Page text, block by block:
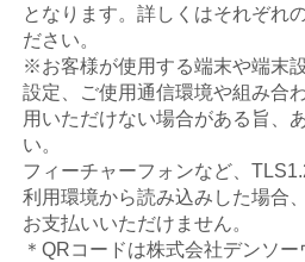
となります。詳しくはそれぞれ
ださい。
※お客様が使用する端末や端末
設定、ご使用通信環境や組み合
用いただけない場合がある旨、
い。
フィーチャーフォンなど、
利用環境から読み込みした場合
お支払いいただけません。
＊QRコードは株式会社デンソ